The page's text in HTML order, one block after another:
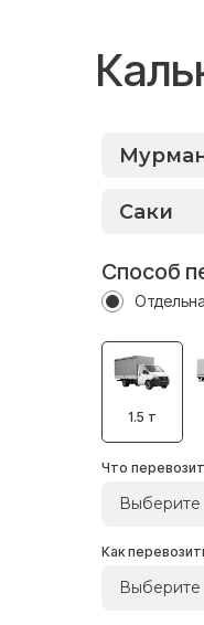
Способ
1.5 т
Что
Выберите
Как
Выберите